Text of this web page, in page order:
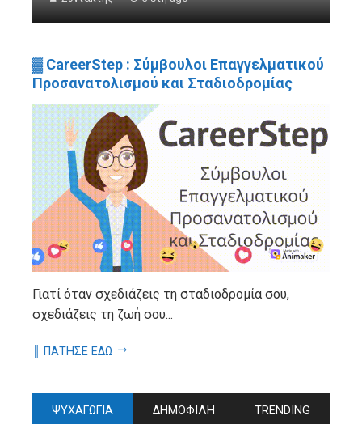
▓ CareerStep : Σύμβουλοι Επαγγελματικού
Προσανατολισμού και Σταδιοδρομίας
Γιατί όταν σχεδιάζεις τη σταδιοδρομία σου,
σχεδιάζεις τη ζωή σου...
║ ΠΑΤΗΣΕ ΕΔΩ
ΨΥΧΑΓΩΓΙΑ ΔΗΜΟΦΙΛΗ TRENDING